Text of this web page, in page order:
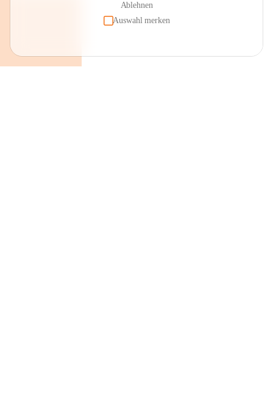
Ablehnen
Auswahl merken